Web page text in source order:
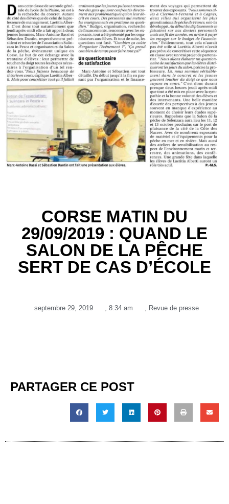
CORSE MATIN DU
29/09/2019 : QUAND LE
SALON DE LA PÊCHE
SERT DE CAS D’ÉCOLE
septembre 29, 2019 , 8:34 am , Revue de presse
PARTAGER CE POST